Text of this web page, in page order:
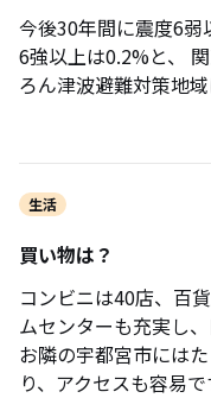
今後30年間に震度6弱
6強以上は0.2%と、
ろん津波避難対策地
生活
買い物は？
コンビニは40店、百
ムセンターも充実し
お隣の宇都宮市には
り、アクセスも容易で